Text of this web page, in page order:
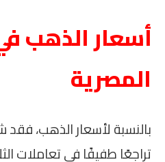
أسعار الذهب
المصرية
بالنسبة لأسعار الذهب،
تراجعًا طفيفًا في تعاملات